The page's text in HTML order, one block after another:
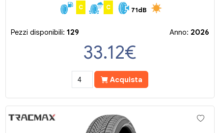
C C 71dB
Pezzi disponibili:129 Anno: 2026
33.12€
Acquista